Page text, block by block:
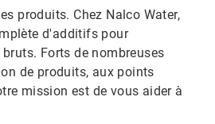
produits. Chez Nalco Water,
d'additifs pour
Forts de nombreuses
de produits, aux points
mission est de vous aider à